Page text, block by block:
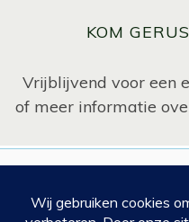
KOM
Vrijblijvend voor een
of meer informatie